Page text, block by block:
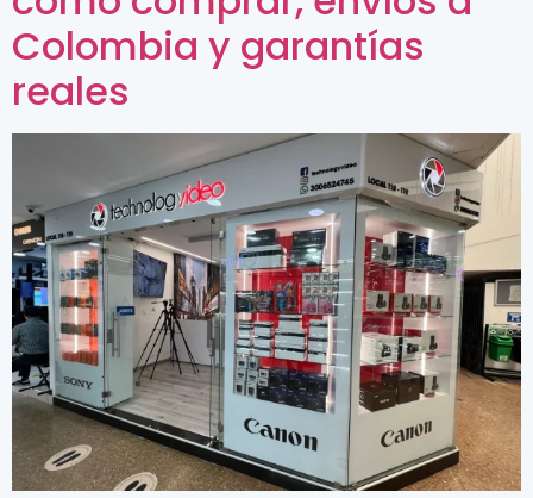
Colombia y garantías
reales